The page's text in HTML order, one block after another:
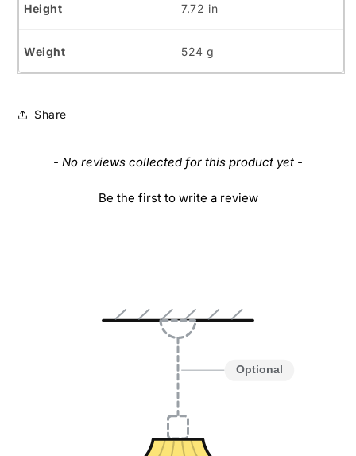
7.72 in
524 g
Share
- No reviews collected for this product yet -
Be the first to write a review
New content loaded